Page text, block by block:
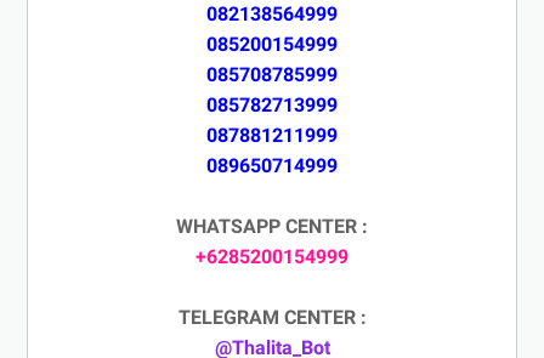
082138564999
085200154999
085708785999
085782713999
087881211999
089650714999
WHATSAPP CENTER :
+6285200154999
TELEGRAM CENTER :
@Thalita_Bot